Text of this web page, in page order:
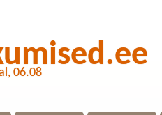
06.08